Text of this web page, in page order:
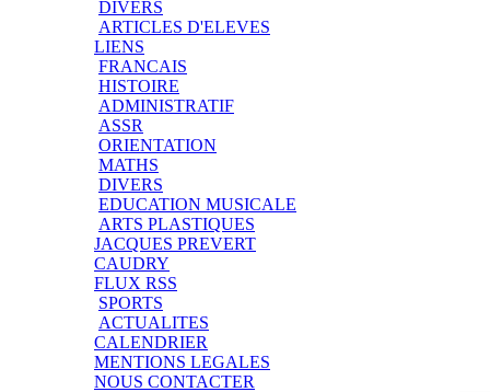
DIVERS
ARTICLES D'ELEVES
LIENS
FRANCAIS
HISTOIRE
ADMINISTRATIF
ASSR
ORIENTATION
MATHS
DIVERS
EDUCATION MUSICALE
ARTS PLASTIQUES
JACQUES PREVERT
CAUDRY
FLUX RSS
SPORTS
ACTUALITES
CALENDRIER
MENTIONS LEGALES
NOUS CONTACTER